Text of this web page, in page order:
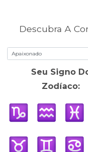
Descubra A
Seu Signo
Zodíaco: